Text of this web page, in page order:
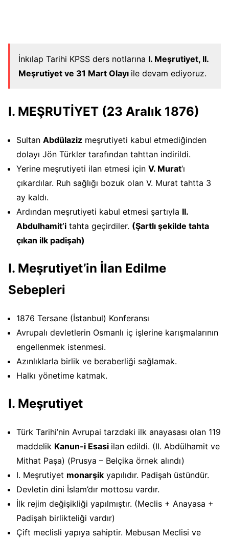
İnkılap Tarihi KPSS ders notlarına I. Meşrutiyet, II.
Meşrutiyet ve 31 Mart Olayı ile devam ediyoruz.
I. MEŞRUTİYET (23 Aralık 1876)
Sultan Abdülaziz meşrutiyeti kabul etmediğinden
dolayı Jön Türkler tarafından tahttan indirildi.
Yerine meşrutiyeti ilan etmesi için V. Murat‘ı
çıkardılar. Ruh sağlığı bozuk olan V. Murat tahtta 3
ay kaldı.
Ardından meşrutiyeti kabul etmesi şartıyla II.
Abdulhamit’i tahta geçirdiler. (Şartlı şekilde tahta
çıkan ilk padişah)
I. Meşrutiyet’in İlan Edilme
Sebepleri
1876 Tersane (İstanbul) Konferansı
Avrupalı devletlerin Osmanlı iç işlerine karışmalarının
engellenmek istenmesi.
Azınlıklarla birlik ve beraberliği sağlamak.
Halkı yönetime katmak.
I. Meşrutiyet
Türk Tarihi’nin Avrupai tarzdaki ilk anayasası olan 119
maddelik Kanun-i Esasi ilan edildi. (II. Abdülhamit ve
Mithat Paşa) (Prusya – Belçika örnek alındı)
I. Meşrutiyet monarşik yapılıdır. Padişah üstündür.
Devletin dini İslam’dır mottosu vardır.
İlk rejim değişikliği yapılmıştır. (Meclis + Anayasa +
Padişah birlikteliği vardır)
Çift meclisli yapıya sahiptir. Mebusan Meclisi ve